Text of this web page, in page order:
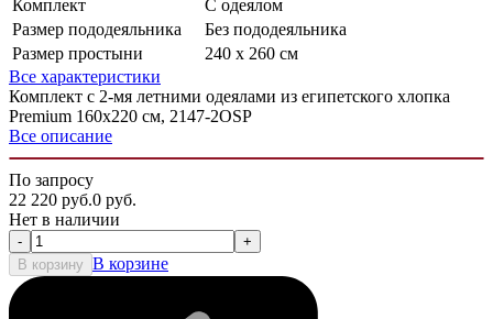
Комплект
С одеялом
Размер пододеяльника
Без пододеяльника
Размер простыни
240 х 260 см
Все характеристики
Комплект с 2-мя летними одеялами из египетского хлопка
Premium 160х220 см, 2147-2OSP
Все описание
По запросу
22 220 руб.0 руб.
Нет в наличии
-
+
В корзину В корзине